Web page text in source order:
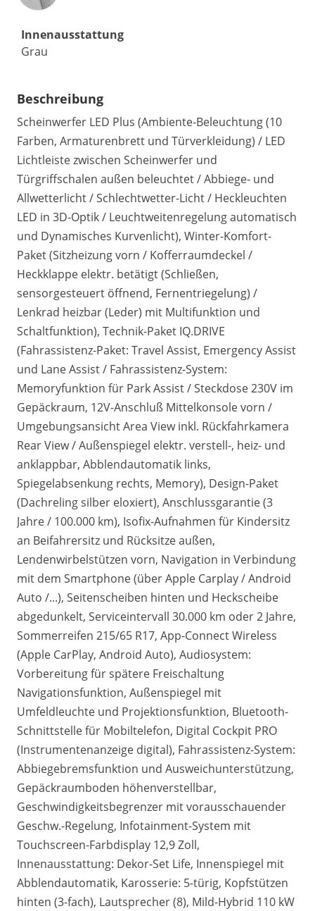
Innenausstattung
Grau
Beschreibung
Scheinwerfer LED Plus (Ambiente-Beleuchtung (10
Farben, Armaturenbrett und Türverkleidung) / LED
Lichtleiste zwischen Scheinwerfer und
Türgriffschalen außen beleuchtet / Abbiege- und
Allwetterlicht / Schlechtwetter-Licht / Heckleuchten
LED in 3D-Optik / Leuchtweitenregelung automatisch
und Dynamisches Kurvenlicht), Winter-Komfort-
Paket (Sitzheizung vorn / Kofferraumdeckel /
Heckklappe elektr. betätigt (Schließen,
sensorgesteuert öffnend, Fernentriegelung) /
Lenkrad heizbar (Leder) mit Multifunktion und
Schaltfunktion), Technik-Paket IQ.DRIVE
(Fahrassistenz-Paket: Travel Assist, Emergency Assist
und Lane Assist / Fahrassistenz-System:
Memoryfunktion für Park Assist / Steckdose 230V im
Gepäckraum, 12V-Anschluß Mittelkonsole vorn /
Umgebungsansicht Area View inkl. Rückfahrkamera
Rear View / Außenspiegel elektr. verstell-, heiz- und
anklappbar, Abblendautomatik links,
Spiegelabsenkung rechts, Memory), Design-Paket
(Dachreling silber eloxiert), Anschlussgarantie (3
Jahre / 100.000 km), Isofix-Aufnahmen für Kindersitz
an Beifahrersitz und Rücksitze außen,
Lendenwirbelstützen vorn, Navigation in Verbindung
mit dem Smartphone (über Apple Carplay / Android
Auto /...), Seitenscheiben hinten und Heckscheibe
abgedunkelt, Serviceintervall 30.000 km oder 2 Jahre,
Sommerreifen 215/65 R17, App-Connect Wireless
(Apple CarPlay, Android Auto), Audiosystem:
Vorbereitung für spätere Freischaltung
Navigationsfunktion, Außenspiegel mit
Umfeldleuchte und Projektionsfunktion, Bluetooth-
Schnittstelle für Mobiltelefon, Digital Cockpit PRO
(Instrumentenanzeige digital), Fahrassistenz-System:
Abbiegebremsfunktion und Ausweichunterstützung,
Gepäckraumboden höhenverstellbar,
Geschwindigkeitsbegrenzer mit vorausschauender
Geschw.-Regelung, Infotainment-System mit
Touchscreen-Farbdisplay 12,9 Zoll,
Innenausstattung: Dekor-Set Life, Innenspiegel mit
Abblendautomatik, Karosserie: 5-türig, Kopfstützen
hinten (3-fach), Lautsprecher (8), Mild-Hybrid 110 kW